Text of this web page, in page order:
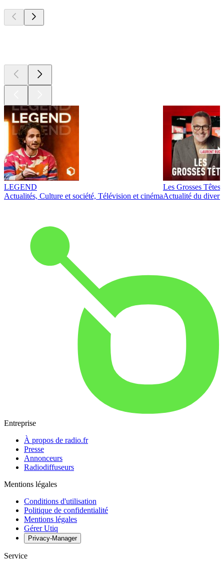
LEGEND
Actualités, Culture et société, Télévision et cinéma
Les Grosses Têtes
Actualité du
Entreprise
À propos de radio.fr
Presse
Annonceurs
Radiodiffuseurs
Mentions légales
Conditions d'utilisation
Politique de confidentialité
Mentions légales
Gérer Utiq
Privacy-Manager
Service